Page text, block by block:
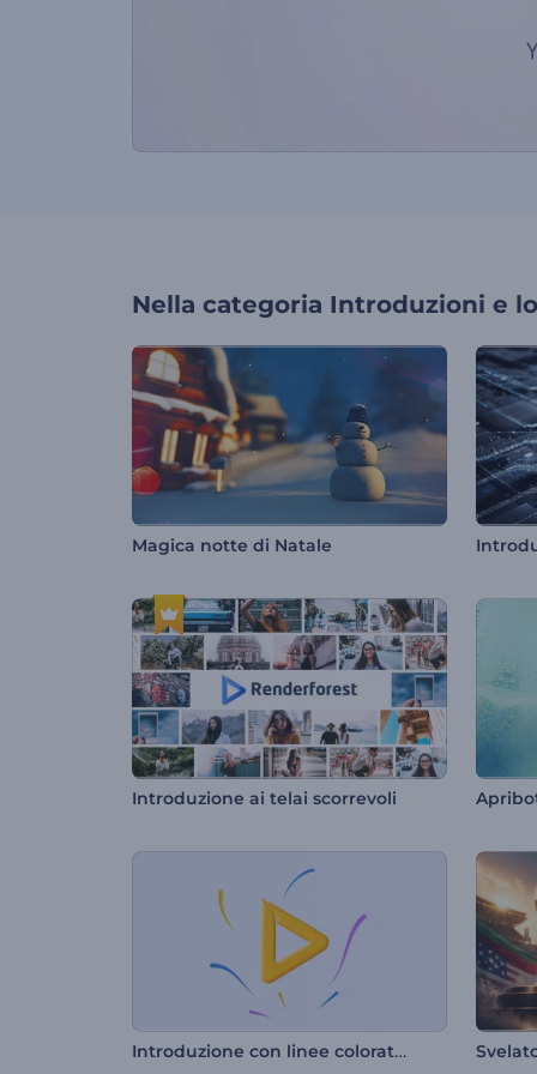
Nella categoria Introduzioni e
Magica notte di Natale
Introduzione ai telai scorrevoli
Introduzione con linee colorate vorticose